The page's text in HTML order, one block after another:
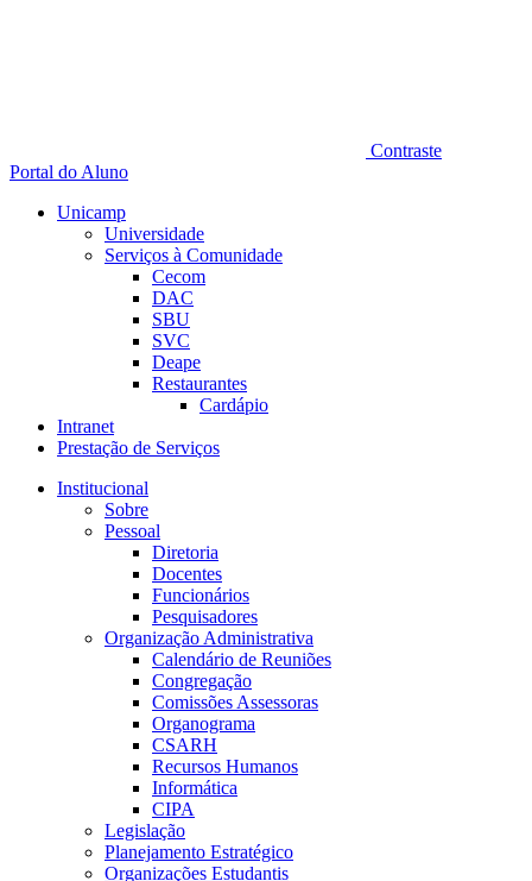
Contraste
Portal do Aluno
Unicamp
Universidade
Serviços à Comunidade
Cecom
DAC
SBU
SVC
Deape
Restaurantes
Cardápio
Intranet
Prestação de Serviços
Institucional
Sobre
Pessoal
Diretoria
Docentes
Funcionários
Pesquisadores
Organização Administrativa
Calendário de Reuniões
Congregação
Comissões Assessoras
Organograma
CSARH
Recursos Humanos
Informática
CIPA
Legislação
Planejamento Estratégico
Organizações Estudantis